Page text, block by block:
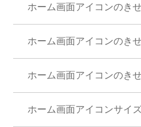
ホーム画面アイコンのき
ホーム画面アイコンのき
ホーム画面アイコンのき
ホーム画面アイコンサイ